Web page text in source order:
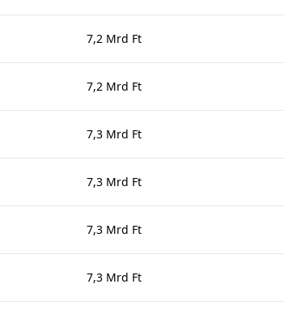
7,2 Mrd Ft
7,2 Mrd Ft
7,3 Mrd Ft
7,3 Mrd Ft
7,3 Mrd Ft
7,3 Mrd Ft